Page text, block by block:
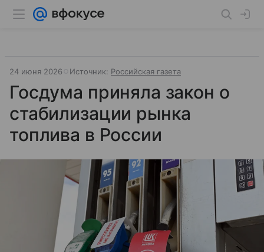
24 июня 2026 Источник: Российская газета
Госдума приняла закон о
стабилизации рынка
топлива в России